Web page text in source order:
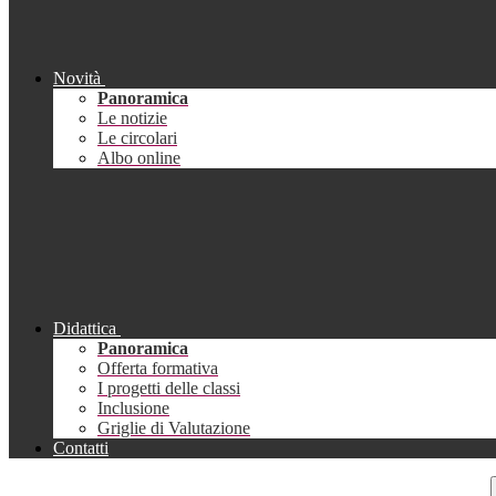
Novità
Panoramica
Le notizie
Le circolari
Albo online
Didattica
Panoramica
Offerta formativa
I progetti delle classi
Inclusione
Griglie di Valutazione
Contatti